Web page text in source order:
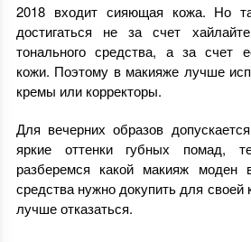
2018 входит сияющая кожа. Но
достигаться не за счет
тонального средства, а за счет
кожи. Поэтому в макияже лучше
кремы или корректоры.
Для вечерних образов
яркие оттенки губных помад,
разберемся какой макияж моден
средства нужно докупить для своей
лучше отказаться.